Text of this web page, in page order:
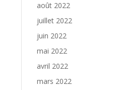
août 2022
juillet 2022
juin 2022
mai 2022
avril 2022
mars 2022